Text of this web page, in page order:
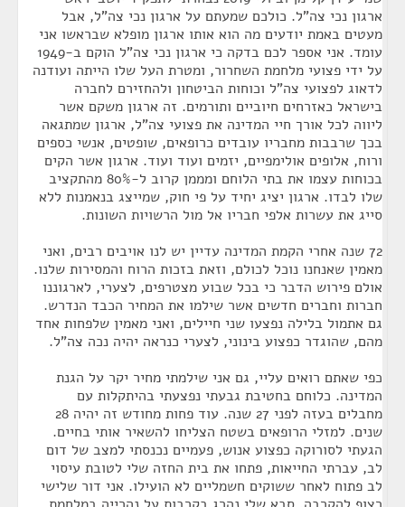
ארגון נכי צה"ל. כולכם שמעתם על ארגון נכי צה"ל, אבל
מעטים באמת יודעים מה הוא אותו ארגון מופלא שבראשו אני
עומד. אני אספר לכם בדקה כי ארגון נכי צה"ל הוקם ב-1949
על ידי פצועי מלחמת השחרור, ומטרת העל שלו הייתה ועודנה
לדאוג לפצועי צה"ל וכוחות הביטחון ולהחזירם לחברה
בישראל כאזרחים חיוביים ותורמים. זה ארגון משקם אשר
ליווה לכל אורך חיי המדינה את פצועי צה"ל, ארגון שמתגאה
בכך שרבבות מחבריו עובדים כרופאים, שופטים, אנשי כספים
ורוח, אלופים אולימפיים, יזמים ועוד ועוד. ארגון אשר הקים
בכוחות עצמו את בתי הלוחם ומממן קרוב ל-80% מהתקציב
שלו לבדו. ארגון יציג יחיד על פי חוק, שמייצג בנאמנות ללא
סייג את עשרות אלפי חבריו אל מול הרשויות השונות.
72 שנה אחרי הקמת המדינה עדיין יש לנו אויבים רבים, ואני
מאמין שאנחנו נוכל לכולם, וזאת בזכות הרוח והמסירות שלנו.
אולם פירוש הדבר כי בכל שבוע מצטרפים, לצערי, לארגוננו
חברות וחברים חדשים אשר שילמו את המחיר הכבד הנדרש.
גם אתמול בלילה נפצעו שני חיילים, ואני מאמין שלפחות אחד
מהם, שהוגדר כפצוע בינוני, לצערי כנראה יהיה נכה צה"ל.
כפי שאתם רואים עליי, גם אני שילמתי מחיר יקר על הגנת
המדינה. כלוחם בחטיבת גבעתי נפצעתי בהיתקלות עם
מחבלים בעזה לפני 27 שנה. עוד פחות מחודש זה יהיה 28
שנים. למזלי הרופאים בשטח הצליחו להשאיר אותי בחיים.
הגעתי לסורוקה כפצוע אנוש, פעמיים נכנסתי למצב של דום
לב, עברתי החייאות, פתחו את בית החזה שלי לטובת עיסוי
לב פתוח לאחר ששוקים חשמליים לא הועילו. אני דור שלישי